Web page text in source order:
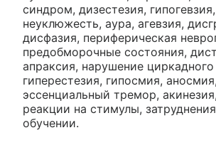
синдром, дизестезия,
неуклюжесть, аура, агевзия,
дисфазия, периферическая
предобморочные состояния,
апраксия, нарушение
гиперестезия, гипосмия, аносмия,
эссенциальный тремор,
реакции на стимулы,
обучении.